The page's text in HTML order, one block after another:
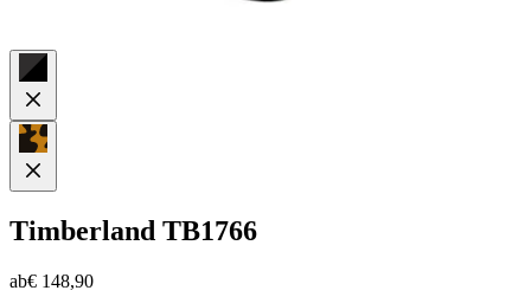
Timberland TB1766
ab€ 148,90